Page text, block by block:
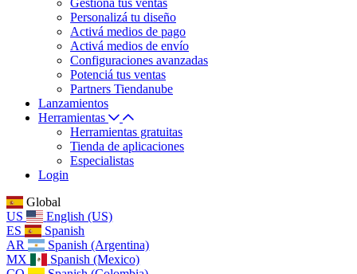
Gestioná tus ventas
Personalizá tu diseño
Activá medios de pago
Activá medios de envío
Configuraciones avanzadas
Potenciá tus ventas
Partners Tiendanube
Lanzamientos
Herramientas
Herramientas gratuitas
Tienda de aplicaciones
Especialistas
Login
Global
US
English (US)
ES
Spanish
AR
Spanish (Argentina)
MX
Spanish (Mexico)